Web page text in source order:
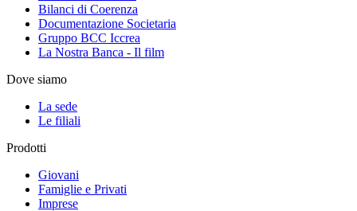
Bilanci di Coerenza
Documentazione Societaria
Gruppo BCC Iccrea
La Nostra Banca - Il film
Dove siamo
La sede
Le filiali
Prodotti
Giovani
Famiglie e Privati
Imprese